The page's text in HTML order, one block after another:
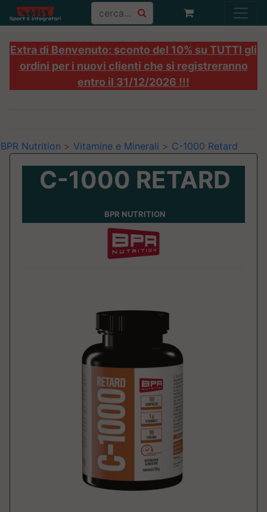
Extra di Benvenuto: sconto del 10% su TUTTI gli
ordini per i nuovi clienti che si registreranno
entro il 31/12/2026 !!!
BPR Nutrition > Vitamine e Minerali > C-1000 Retard
C-1000 RETARD
BPR NUTRITION